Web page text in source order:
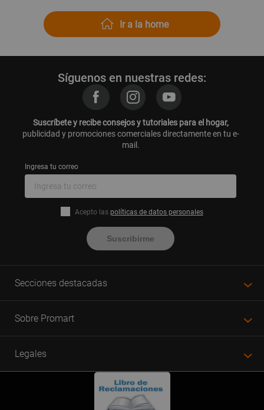
Ir a la home
Síguenos en nuestras redes:
Suscríbete y recibe consejos y tutoriales para el hogar,
publicidad y promociones comerciales directamente en tu e-
mail.
Ingresa tu correo
Acepto las políticas de datos personales
Suscribirme
Secciones destacadas
Sobre Promart
Legales